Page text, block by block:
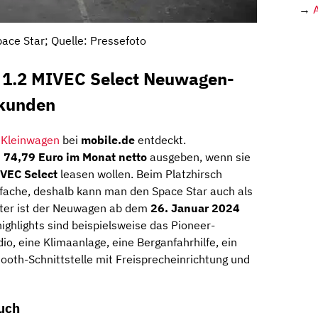
Star; Quelle: Pressefoto
MIVEC Select Neuwagen-
Kleinwagen bei mobile.de entdeckt.
74,79 Euro im Monat netto ausgeben, wenn sie
Select leasen wollen. Beim Platzhirsch
deshalb kann man den Space Star auch als
ist der Neuwagen ab dem 26. Januar 2024
sind beispielsweise das Pioneer-
eine Klimaanlage, eine Berganfahrhilfe, ein
Schnittstelle mit Freisprecheinrichtung und
→